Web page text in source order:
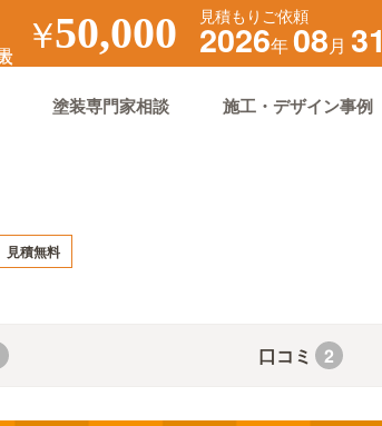
￥50,000 見積もりご依頼
2026年08月 31
塗装専門家相談 施工・デザイン事例
見積無料
口コミ 2